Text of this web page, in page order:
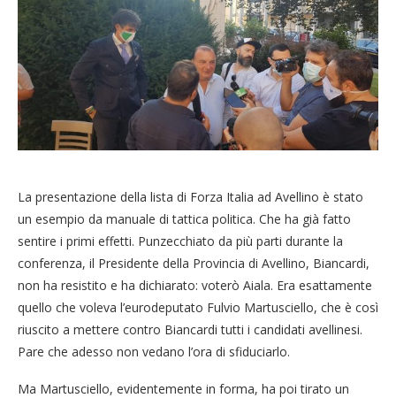
La presentazione della lista di Forza Italia ad Avellino è stato
un esempio da manuale di tattica politica. Che ha già fatto
sentire i primi effetti. Punzecchiato da più parti durante la
conferenza, il Presidente della Provincia di Avellino, Biancardi,
non ha resistito e ha dichiarato: voterò Aiala. Era esattamente
quello che voleva l’eurodeputato Fulvio Martusciello, che è così
riuscito a mettere contro Biancardi tutti i candidati avellinesi.
Pare che adesso non vedano l’ora di sfiduciarlo.
Ma Martusciello, evidentemente in forma, ha poi tirato un